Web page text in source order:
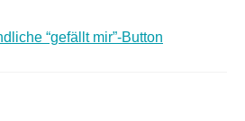
“gefällt mir”-Button